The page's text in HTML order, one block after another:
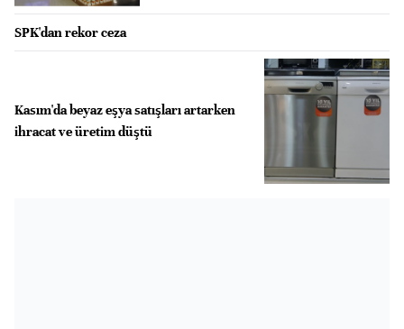
SPK'dan rekor ceza
Kasım'da beyaz eşya satışları artarken
ihracat ve üretim düştü